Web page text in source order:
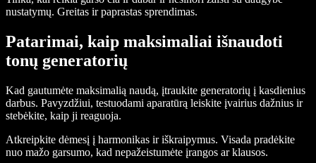
nustatymų. Greitas ir paprastas sprendimas.
Patarimai, kaip maksimaliai išnaudoti
tonų generatorių
Kad gautumėte maksimalią naudą, įtraukite generatorių į kasdienius
darbus. Pavyzdžiui, testuodami aparatūrą leiskite įvairius dažnius ir
stebėkite, kaip ji reaguoja.
Atkreipkite dėmesį į harmonikas ir iškraipymus. Visada pradėkite
nuo mažo garsumo, kad nepažeistumėte įrangos ar klausos.